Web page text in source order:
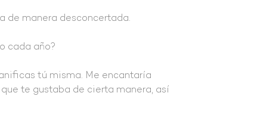
de manera desconcertada.
cada año?
tú misma. Me encantaría
que te gustaba de cierta manera, así